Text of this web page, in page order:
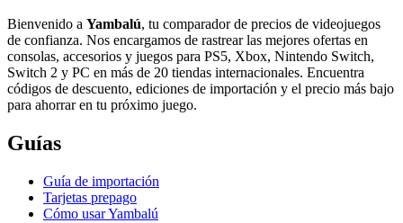
Bienvenido a Yambalú, tu comparador de precios de videojuegos
de confianza. Nos encargamos de rastrear las mejores ofertas en
consolas, accesorios y juegos para PS5, Xbox, Nintendo Switch,
Switch 2 y PC en más de 20 tiendas internacionales. Encuentra
códigos de descuento, ediciones de importación y el precio más bajo
para ahorrar en tu próximo juego.
Guías
Guía de importación
Tarjetas prepago
Cómo usar Yambalú